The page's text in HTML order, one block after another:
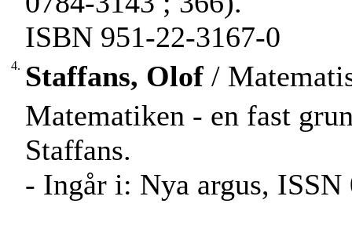
ISBN 951-22-3167-0
4. Staffans, Olof /
Matematiken - en fast
Staffans.
- Ingår i: Nya argus,